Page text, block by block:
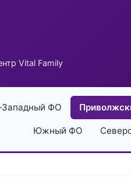
Vital Family
Западный ФО
Южный ФО